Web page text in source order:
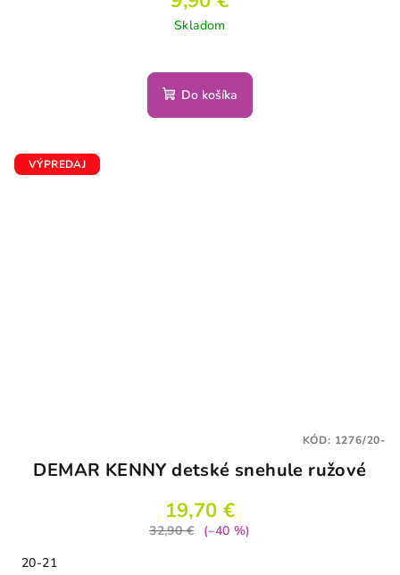
Skladom
Do košíka
VÝPREDAJ
DEMAR KENNY detské snehule ružové
19,70 €
32,90 €
(–40 %)
20-21
KÓD: 1276/20-